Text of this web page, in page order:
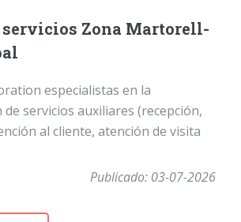
Zona Martorell-
especialistas en la
servicios auxiliares (recepción,
al cliente, atención de visita
Publicado: 03-07-2026